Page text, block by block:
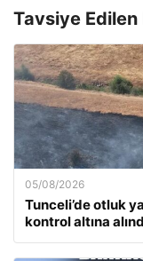
Tavsiye
05/08/2026
Tunceli’de otluk
kontrol altına